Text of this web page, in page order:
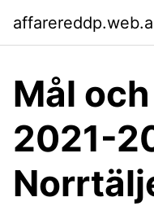
Mål
2021-